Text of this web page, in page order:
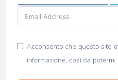
Acconsento che questo sito
informazione, così da